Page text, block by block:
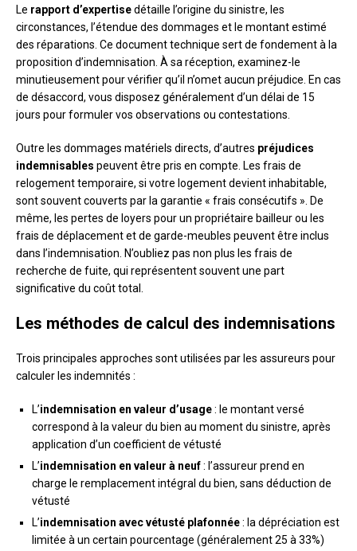
Le rapport d’expertisedétaille l’origine du sinistre, les
circonstances, l’étendue des dommages et le montant estimé
des réparations. Ce document technique sert de fondement à la
proposition d’indemnisation. À sa réception, examinez-le
minutieusement pour vérifier qu’il n’omet aucun préjudice. En cas
de désaccord, vous disposez généralement d’un délai de 15
jours pour formuler vos observations ou contestations.
Outre les dommages matériels directs, d’autres préjudices
indemnisables peuvent être pris en compte. Les frais de
relogement temporaire, si votre logement devient inhabitable,
sont souvent couverts par la garantie « frais consécutifs ». De
même, les pertes de loyers pour un propriétaire bailleur ou les
frais de déplacement et de garde-meubles peuvent être inclus
dans l’indemnisation. N’oubliez pas non plus les frais de
recherche de fuite, qui représentent souvent une part
significative du coût total.
Les méthodes de calcul des indemnisations
Trois principales approches sont utilisées par les assureurs pour
calculer les indemnités :
L’indemnisation en valeur d’usage: le montant versé
correspond à la valeur du bien au moment du sinistre, après
application d’un coefficient de vétusté
L’indemnisation en valeur à neuf: l’assureur prend en
charge le remplacement intégral du bien, sans déduction de
vétusté
L’indemnisation avec vétusté plafonnée: la dépréciation est
limitée à un certain pourcentage (généralement 25 à 33%)